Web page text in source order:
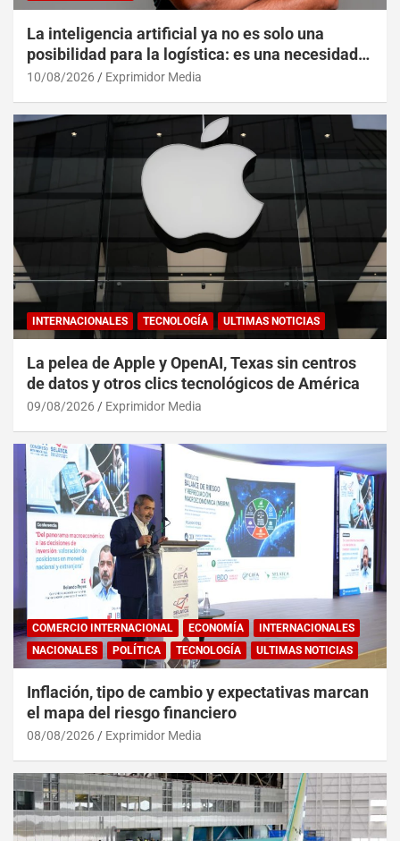
La inteligencia artificial ya no es solo una
posibilidad para la logística: es una necesidad
operativa
10/08/2026 Exprimidor Media
INTERNACIONALES TECNOLOGÍA ULTIMAS NOTICIAS
La pelea de Apple y OpenAI, Texas sin centros
de datos y otros clics tecnológicos de América
09/08/2026 Exprimidor Media
COMERCIO INTERNACIONAL ECONOMÍA
INTERNACIONALES
NACIONALES
POLÍTICA TECNOLOGÍA ULTIMAS NOTICIAS
Inflación, tipo de cambio y expectativas marcan
el mapa del riesgo financiero
08/08/2026 Exprimidor Media